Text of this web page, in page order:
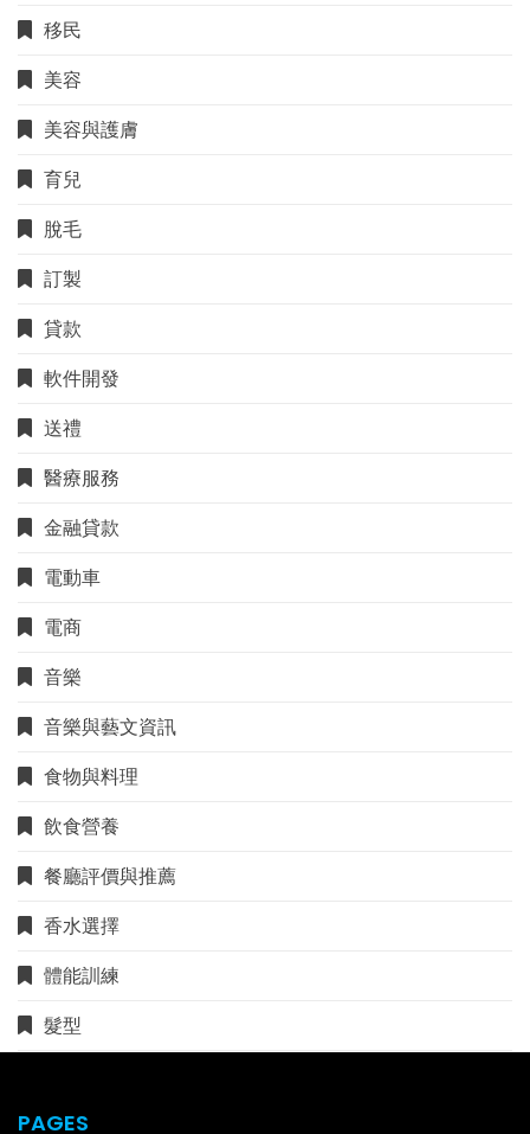
移民
美容
美容與護膚
育兒
脫毛
訂製
貸款
軟件開發
送禮
醫療服務
金融貸款
電動車
電商
音樂
音樂與藝文資訊
食物與料理
飲食營養
餐廳評價與推薦
香水選擇
體能訓練
髮型
PAGES